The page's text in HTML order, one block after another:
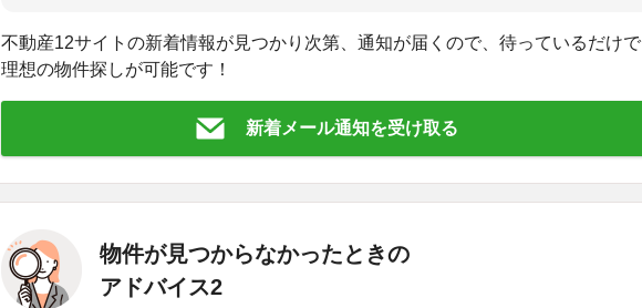
不動産12サイトの新着情報が見つかり次第、通知が届くので、待っているだけで
理想の物件探しが可能です！
新着メール通知を受け取る
物件が見つからなかったときの
アドバイス2